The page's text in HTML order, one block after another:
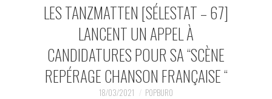
MUSIQUESACTUELLES.NET
GABBA GABBA HEY !
LES LABELS
LES TANZMATTEN [SÉLESTAT – 67]
LANCENT UN APPEL À
CANDIDATURES POUR SA “SCÈNE
REPÉRAGE CHANSON FRANÇAISE “
18/03/2021 POPBURO